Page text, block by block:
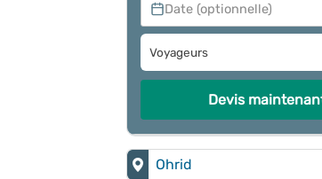
Date (optionnelle)
Voyageurs
Devis
Ohrid